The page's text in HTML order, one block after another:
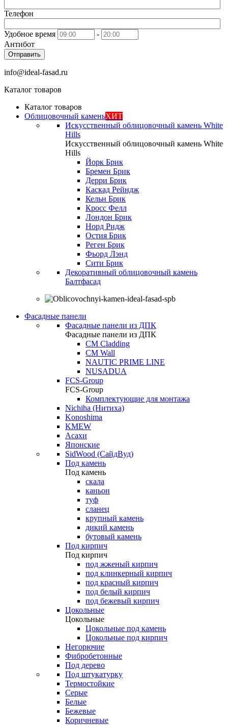
Телефон
Удобное время
-
Антибот
Отправить
info@ideal-fasad.ru
Каталог товаров
Каталог товаров
Облицовочный каменьХИТ
Искусственный облицовочный камень White
Hills
Искусственный облицовочный камень White
Hills
Йорк Брик
Бремен Брик
Дерри Брик
Каскад Рейндж
Кельн Брик
Кросс Фелл
Лондон Брик
Норд Ридж
Остия Брик
Реген Брик
Фьорд Лэнд
Сити Брик
Декоративный облицовочный камень
Балтфасад
Фасадные панели
Фасадные панели из ДПК
Фасадные панели из ДПК
CM Cladding
CM Wall
NAUTIC PRIME LINE
NUSADUA
FCS-Group
FCS-Group
Комплектующие для монтажа
Nichiha (Нитиха)
Konoshima
KMEW
Асахи
Японские
SidWood (СайдВуд)
Под камень
Под камень
скала
каньон
туф
сланец
крупный камень
дикий камень
бутовый камень
Под кирпич
Под кирпич
под жженый кирпич
под клинкерный кирпич
под красный кирпич
под белый кирпич
под бежевый кирпич
Цокольные
Цокольные
Цокольные под камень
Цокольные под кирпич
Негорючие
Фибробетонные
Под дерево
Под штукатурку
Термостойкие
Серые
Белые
Бежевые
Коричневые